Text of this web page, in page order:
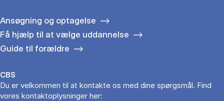
Ansøgning og optagelse
Få hjælp til at vælge uddannelse
Guide til forældre
CBS
Du er velkommen til at kontakte os med dine spørgsmål. Find
vores kontaktoplysninger her: